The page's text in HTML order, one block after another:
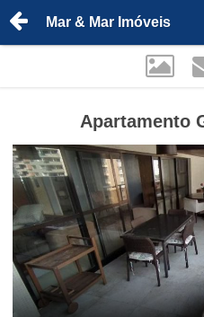
Mar & Mar Imóveis
Apartamento